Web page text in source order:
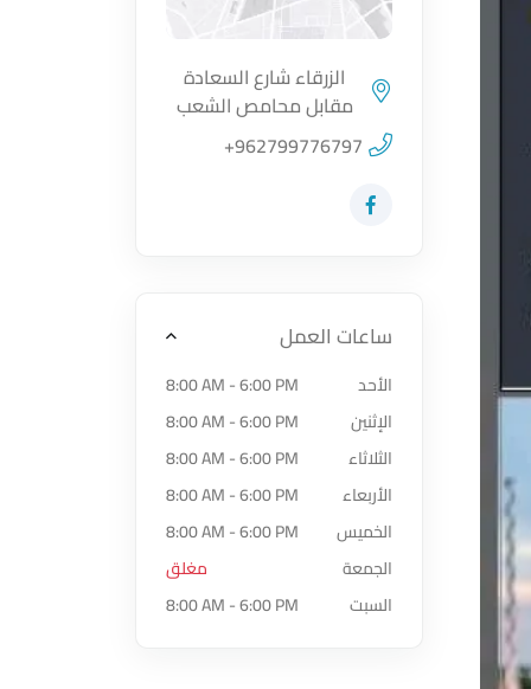
اضغط لتحميل الموقع
الزرقاء شارع السعادة
مقابل محامص الشعب
+962799776797
زيارة حساب المتجر على Facebook-f
ساعات العمل
الأحد
8:00 AM - 6:00 PM
الإثنين
8:00 AM - 6:00 PM
الثلاثاء
8:00 AM - 6:00 PM
الأربعاء
8:00 AM - 6:00 PM
الخميس
8:00 AM - 6:00 PM
الجمعة
مغلق
السبت
8:00 AM - 6:00 PM